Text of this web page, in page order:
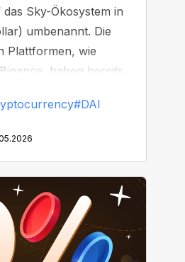
Sky-Ökosystem in
umbenannt. Die
Plattformen, wie
haben bereits
#DAI